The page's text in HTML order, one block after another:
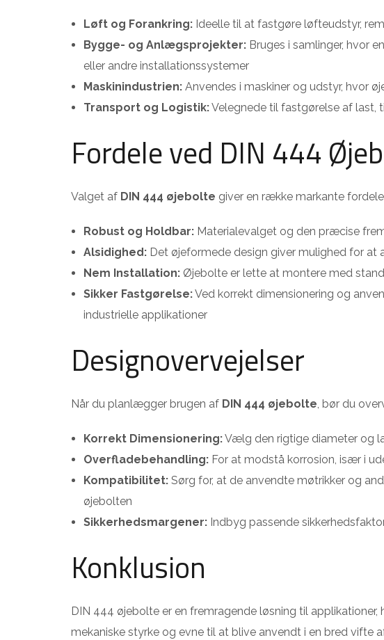
Løft og Forankring: Ideelle til at fastgøre løfteudstyr,
Bygge- og Anlægsprojekter: Bruges i samlinger, hvor
eller andre installationssystemer
Maskinindustrien: Anvendes i maskiner og udstyr, hvor
Transport og Logistik:Velegnede til fastgørelse af last,
Fordele ved DIN 444
Valget af DIN 444 øjebolte giver en række markante
Robust og Holdbar: Materialevalget og den præcise
Alsidighed: Det øjeformede design giver mulighed for
Nem Installation: Øjebolte er lette at montere med
Sikker Fastgørelse:Ved korrekt dimensionering og
industrielle applikationer
Designovervejelser
Når du planlægger brugen af DIN 444 øjebolte, bør du
Korrekt Dimensionering:Vælg den rigtige diameter og
Overfladebehandling: For at modstå korrosion, især i
Kompatibilitet: Sørg for, at de anvendte møtrikker og
øjebolten
Sikkerhedsmargener: Indbyg passende
Konklusion
DIN 444 øjebolte er en fremragende løsning til
mekaniske styrke og evne til at blive anvendt i en bred vifte